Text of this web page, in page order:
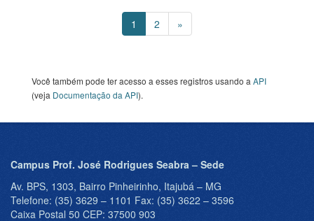
1 2 »
Você também pode ter acesso a esses registros usando a API
(veja Documentação da API).
Campus Prof. José Rodrigues Seabra – Sede
Av. BPS, 1303, Bairro Pinheirinho, Itajubá – MG
Telefone: (35) 3629 – 1101 Fax: (35) 3622 – 3596
Caixa Postal 50 CEP: 37500 903